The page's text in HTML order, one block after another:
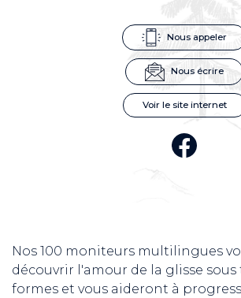
Nous appeler
Nous écrire
Voir le site internet
Nos 100 moniteurs multilingues
découvrir l'amour de la glisse sous
formes et vous aideront à